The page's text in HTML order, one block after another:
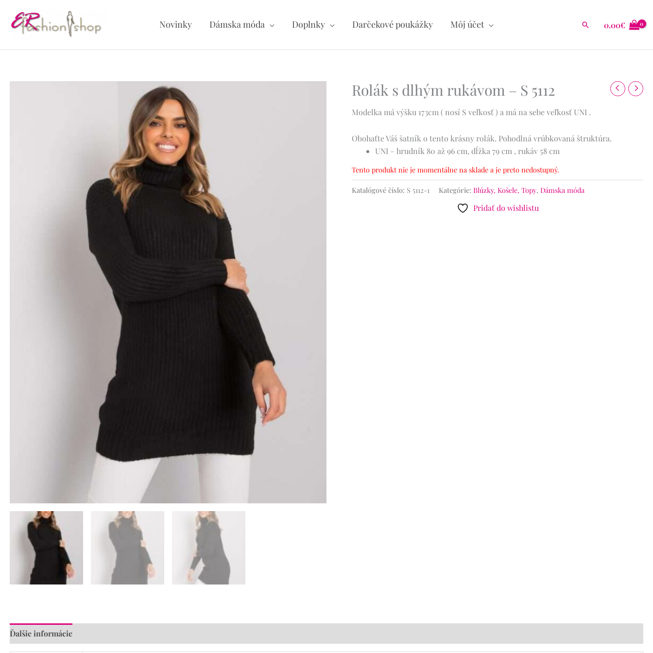
obsah
Novinky Dámska móda Doplnky Darčekové poukážky Môj účet Hľadať0.00€
Rolák s dlhým rukávom – S 5112
Modelka má výšku 173cm ( nosí S veľkosť ) a má na sebe veľkosť UNI .
Obohaťte Váš šatník o tento krásny rolák. Pohodlná vrúbkovaná štruktúra.
UNI – hrudník 80 až 96 cm, dĺžka 79 cm , rukáv 58 cm
Tento produkt nie je momentálne na sklade a je preto nedostupný.
Katalógové číslo: S 5112-1 Kategórie: Blúzky, Košele, Topy, Dámska móda
Pridať do wishlistu
Ďalšie informácie